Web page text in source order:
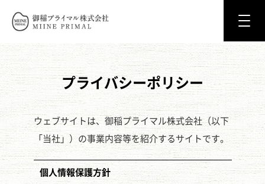
プライバシーポリシー
ウェブサイトは、御稲プライマル株式会社（以下
「当社」）の事業内容等を紹介するサイトです。
個人情報保護方針